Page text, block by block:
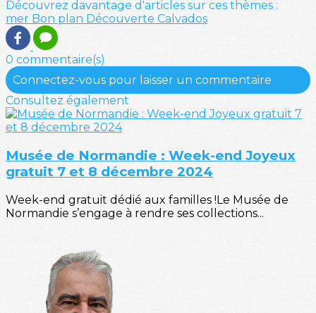
Découvrez davantage d'articles sur ces thèmes :
mer Bon plan Découverte Calvados
0 commentaire(s)
Connectez-vous pour laisser un commentaire
Consultez également
Musée de Normandie : Week-end Joyeux
gratuit 7 et 8 décembre 2024
Week-end gratuit dédié aux familles !Le Musée de
Normandie s’engage à rendre ses collections...